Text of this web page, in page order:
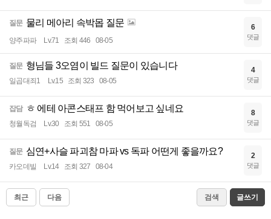
질문 물리 메아리 속박몹 질문
양주파파 Lv.71 조회 446 08-05
6
댓글
질문 형님들 3오염이 빌드 질문이 있습니다
일곱대죄1 Lv.15 조회 323 08-05
4
댓글
잡담 ㅎ 에테 아콘스태프 함 먹어보고 싶네요
청월독검 Lv.30 조회 551 08-05
8
댓글
질문 심연+사슬 파괴참 마파 vs 독파 어떤게 좋을까요?
카오데빌 Lv.14 조회 327 08-04
2
댓글
최근 다음 검색 글쓰기